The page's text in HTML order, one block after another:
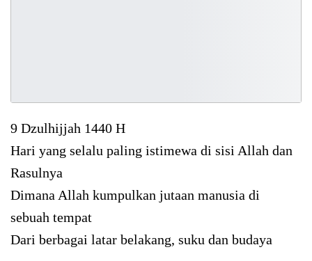
9 Dzulhijjah 1440 H
Hari yang selalu paling istimewa di sisi Allah dan
Rasulnya
Dimana Allah kumpulkan jutaan manusia di
sebuah tempat
Dari berbagai latar belakang, suku dan budaya